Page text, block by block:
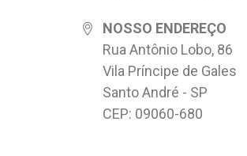
NOSSO ENDEREÇO
Rua Antônio Lobo, 86
Vila Príncipe de Gales
Santo André - SP
CEP: 09060-680